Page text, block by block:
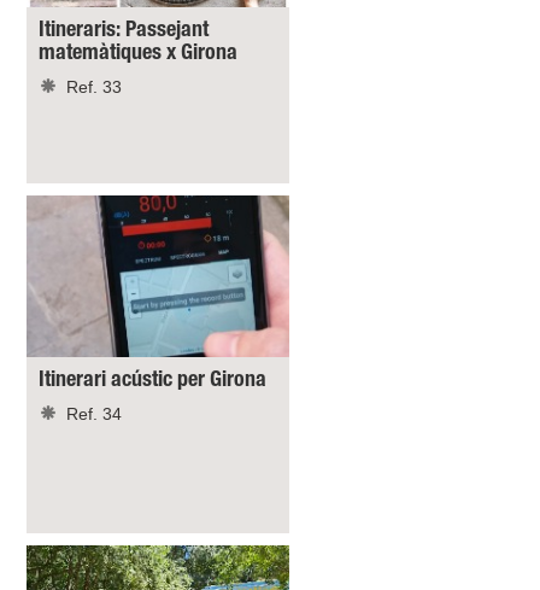
Itineraris: Passejant
matemàtiques x Girona
Ref. 33
Itinerari acústic per Girona
Ref. 34